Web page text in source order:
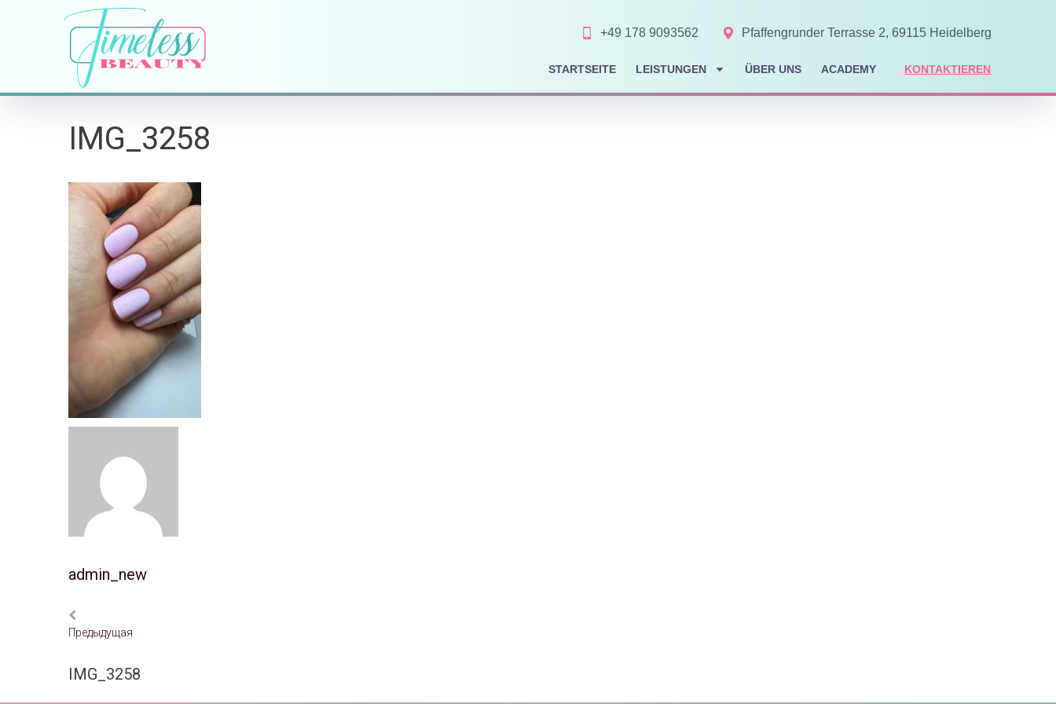
+49 178 9093562 Pfaffengrunder Terrasse 2, 69115 Heidelberg
STARTSEITE LEISTUNGEN ÜBER UNS ACADEMY KONTAKTIEREN
IMG_3258
admin_new
Предыдущая
IMG_3258